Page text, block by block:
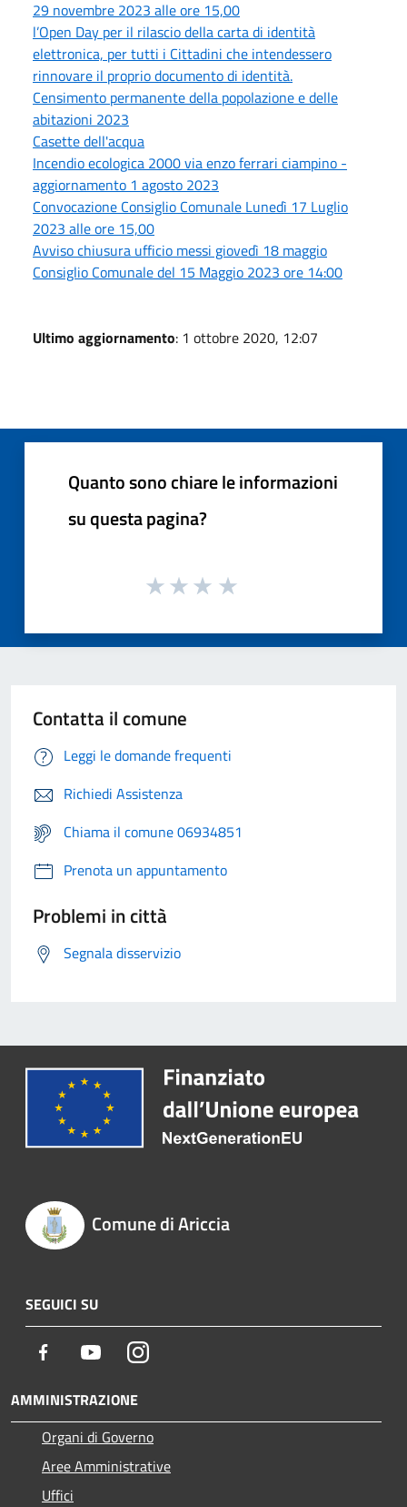
29 novembre 2023 alle ore 15,00
l’Open Day per il rilascio della carta di identità
elettronica, per tutti i Cittadini che intendessero
rinnovare il proprio documento di identità.
Censimento permanente della popolazione e delle
abitazioni 2023
Casette dell'acqua
Incendio ecologica 2000 via enzo ferrari ciampino -
aggiornamento 1 agosto 2023
Convocazione Consiglio Comunale Lunedì 17 Luglio
2023 alle ore 15,00
Avviso chiusura ufficio messi giovedì 18 maggio
Consiglio Comunale del 15 Maggio 2023 ore 14:00
Ultimo aggiornamento: 1 ottobre 2020, 12:07
Quanto sono chiare le informazioni
su questa pagina?
Contatta il comune
Leggi le domande frequenti
Richiedi Assistenza
Chiama il comune 06934851
Prenota un appuntamento
Problemi in città
Segnala disservizio
Comune di Ariccia
SEGUICI SU
Facebook YoutubeInstagram
AMMINISTRAZIONE
Organi di Governo
Aree Amministrative
Uffici